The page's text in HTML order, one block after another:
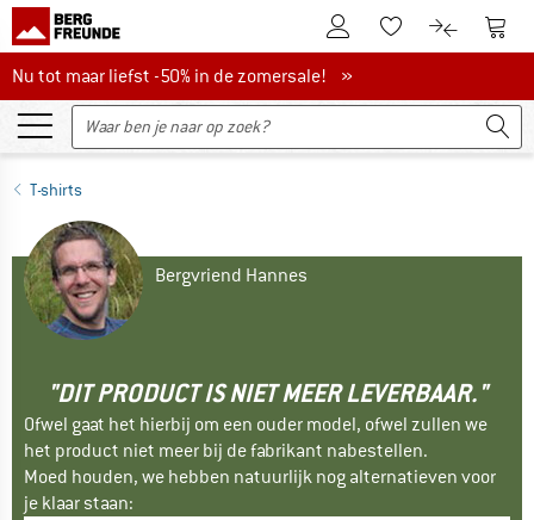
De klantenaccount
Naar deNaar de
Nu tot maar liefst -50% in de zomersale!
Nu tot maar liefst -50% in de zomersale! »
T-shirts
Bergvriend Hannes
"DIT PRODUCT IS NIET MEER LEVERBAAR."
Ofwel gaat het hierbij om een ouder model, ofwel zullen we
het product niet meer bij de fabrikant nabestellen.
Moed houden, we hebben natuurlijk nog alternatieven voor
je klaar staan: